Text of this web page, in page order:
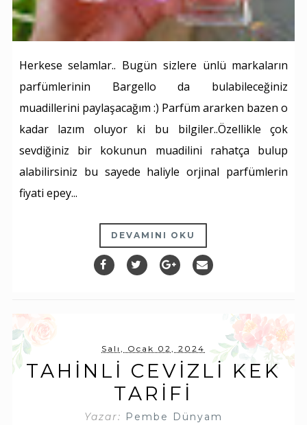
Herkese selamlar.. Bugün sizlere ünlü markaların
parfümlerinin Bargello da bulabileceğiniz
muadillerini paylaşacağım :) Parfüm ararken bazen o
kadar lazım oluyor ki bu bilgiler..Özellikle çok
sevdiğiniz bir kokunun muadilini rahatça bulup
alabilirsiniz bu sayede haliyle orjinal parfümlerin
fiyati epey...
DEVAMINI OKU
Salı, Ocak 02, 2024
TAHINLI CEVIZLI KEK
TARIFI
Yazar: Pembe Dünyam